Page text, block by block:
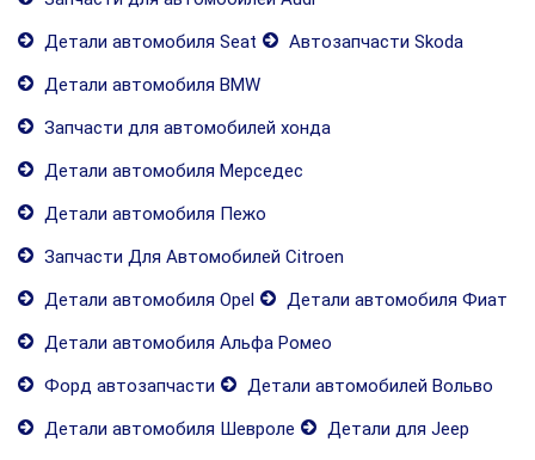
Детали автомобиля Seat
Автозапчасти Skoda
Детали автомобиля BMW
Запчасти для автомобилей хонда
Детали автомобиля Мерседес
Детали автомобиля Пежо
Запчасти Для Автомобилей Citroen
Детали автомобиля Opel
Детали автомобиля Фиат
Детали автомобиля Альфа Ромео
Форд автозапчасти
Детали автомобилей Вольво
Детали автомобиля Шевроле
Детали для Jeep